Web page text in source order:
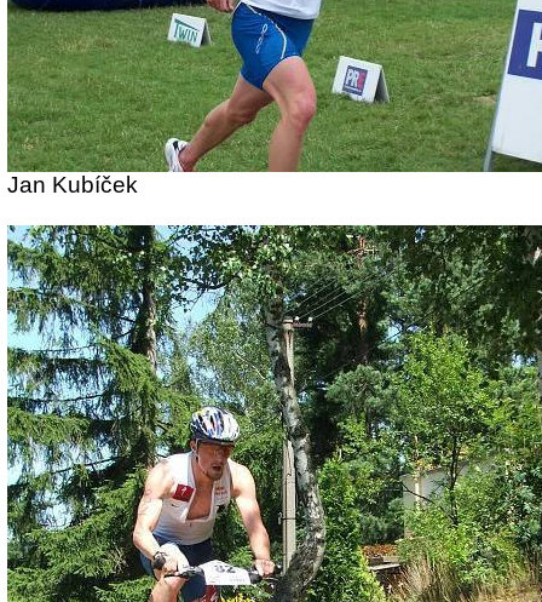
Jan Kubíček